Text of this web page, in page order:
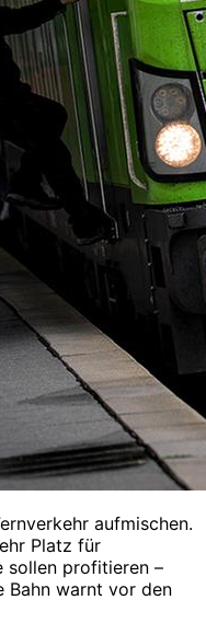
aufmischen.
Platz für
sollen profitieren –
Bahn warnt vor den